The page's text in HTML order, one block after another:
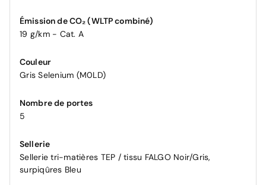
Émission de CO₂ (WLTP combiné)
19 g/km - Cat. A
Couleur
Gris Selenium (M0LD)
Nombre de portes
5
Sellerie
Sellerie tri-matières TEP / tissu FALGO Noir/Gris,
surpiqûres Bleu